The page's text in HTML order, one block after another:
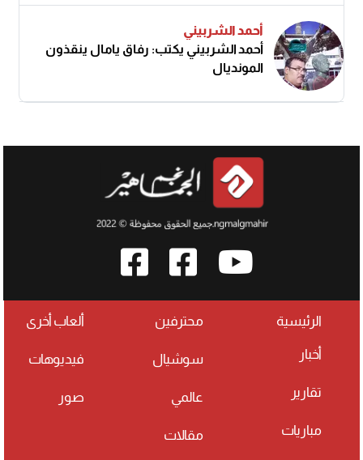
أحمد الشربيني
أحمد الشربيني يكتب: رفاق يامال ينقذون
المونديال
الرئيسية
أخبار
تقارير
مباريات
محترفين
سوشيال
عالمي
مقالات
ألعاب أخرى
فيديوهات
صور